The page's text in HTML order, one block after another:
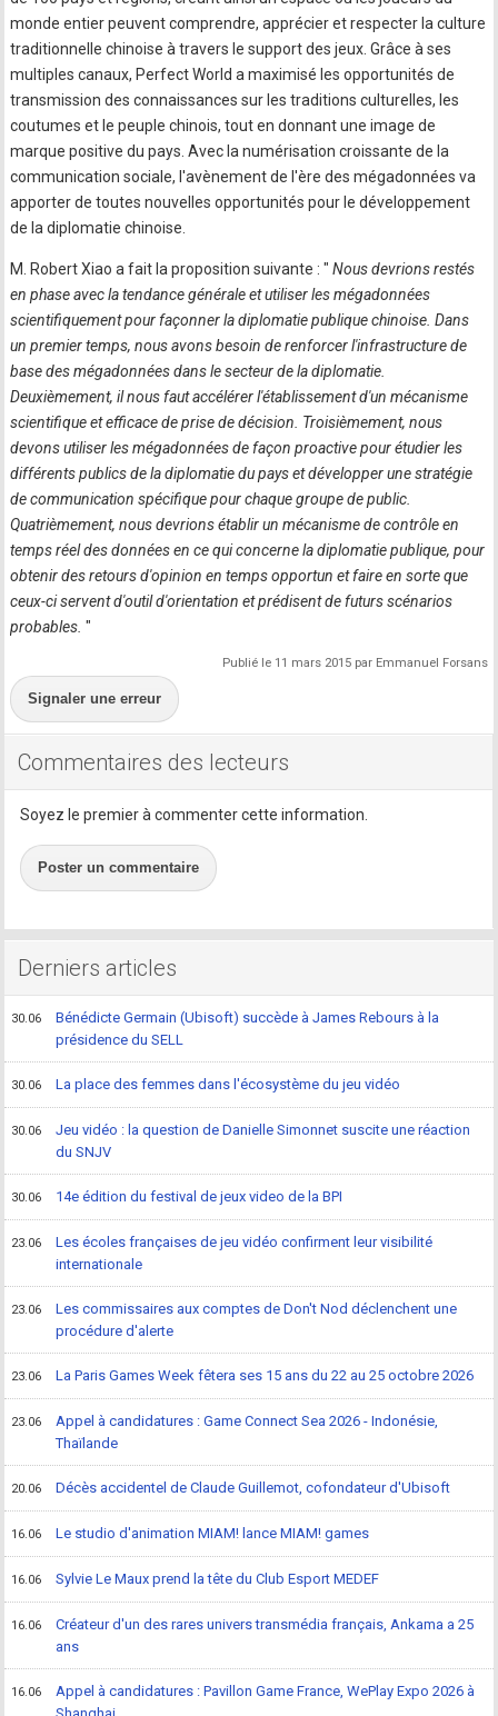
monde entier peuvent comprendre, apprécier et respecter la culture
traditionnelle chinoise à travers le support des jeux. Grâce à ses
multiples canaux, Perfect World a maximisé les opportunités de
transmission des connaissances sur les traditions culturelles, les
coutumes et le peuple chinois, tout en donnant une image de
marque positive du pays. Avec la numérisation croissante de la
communication sociale, l'avènement de l'ère des mégadonnées va
apporter de toutes nouvelles opportunités pour le développement
de la diplomatie chinoise.
M. Robert Xiao a fait la proposition suivante : " Nous devrions restés
en phase avec la tendance générale et utiliser les mégadonnées
scientifiquement pour façonner la diplomatie publique chinoise. Dans
un premier temps, nous avons besoin de renforcer l'infrastructure de
base des mégadonnées dans le secteur de la diplomatie.
Deuxièmement, il nous faut accélérer l'établissement d'un mécanisme
scientifique et efficace de prise de décision. Troisièmement, nous
devons utiliser les mégadonnées de façon proactive pour étudier les
différents publics de la diplomatie du pays et développer une stratégie
de communication spécifique pour chaque groupe de public.
Quatrièmement, nous devrions établir un mécanisme de contrôle en
temps réel des données en ce qui concerne la diplomatie publique, pour
obtenir des retours d'opinion en temps opportun et faire en sorte que
ceux-ci servent d'outil d'orientation et prédisent de futurs scénarios
probables."
Publié le 11 mars 2015 par Emmanuel Forsans
Signaler une erreur
Commentaires des lecteurs
Soyez le premier à commenter cette information.
Poster un commentaire
Derniers articles
30.06
Bénédicte Germain (Ubisoft) succède à James Rebours à la
présidence du SELL
30.06 La place des femmes dans l'écosystème du jeu vidéo
30.06
Jeu vidéo : la question de Danielle Simonnet suscite une réaction
du SNJV
30.06 14e édition du festival de jeux video de la BPI
23.06
Les écoles françaises de jeu vidéo confirment leur visibilité
internationale
23.06
Les commissaires aux comptes de Don't Nod déclenchent une
procédure d'alerte
23.06 La Paris Games Week fêtera ses 15 ans du 22 au 25 octobre 2026
23.06
Appel à candidatures : Game Connect Sea 2026 - Indonésie,
Thaïlande
20.06 Décès accidentel de Claude Guillemot, cofondateur d'Ubisoft
16.06 Le studio d'animation MIAM! lance MIAM! games
16.06 Sylvie Le Maux prend la tête du Club Esport MEDEF
16.06
Créateur d'un des rares univers transmédia français, Ankama a 25
ans
16.06
Appel à candidatures : Pavillon Game France, WePlay Expo 2026 à